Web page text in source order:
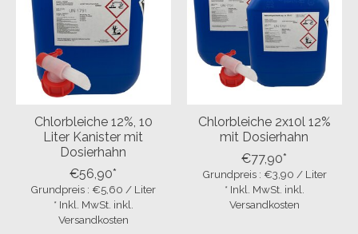
Chlorbleiche 12%, 10
Liter Kanister mit
Dosierhahn
€56,90*
Grundpreis : €5,60 / Liter
* Inkl. MwSt. inkl.
Versandkosten
Chlorbleiche 2x10l 12%
mit Dosierhahn
€77,90*
Grundpreis : €3,90 / Liter
* Inkl. MwSt. inkl.
Versandkosten